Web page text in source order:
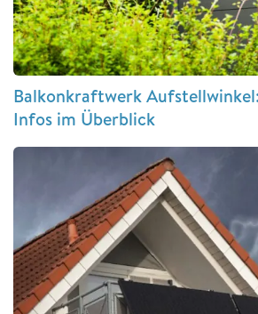
Balkonkraftwerk
Infos im Überblick